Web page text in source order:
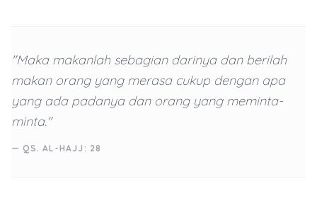
"Maka makanlah sebagian darinya dan berilah
makan orang yang merasa cukup dengan apa
yang ada padanya dan orang yang meminta-
minta."
— QS. AL-HAJJ: 28